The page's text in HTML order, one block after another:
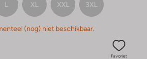
L XL XXL 3XL
(nog) niet beschikbaar.
Favoriet